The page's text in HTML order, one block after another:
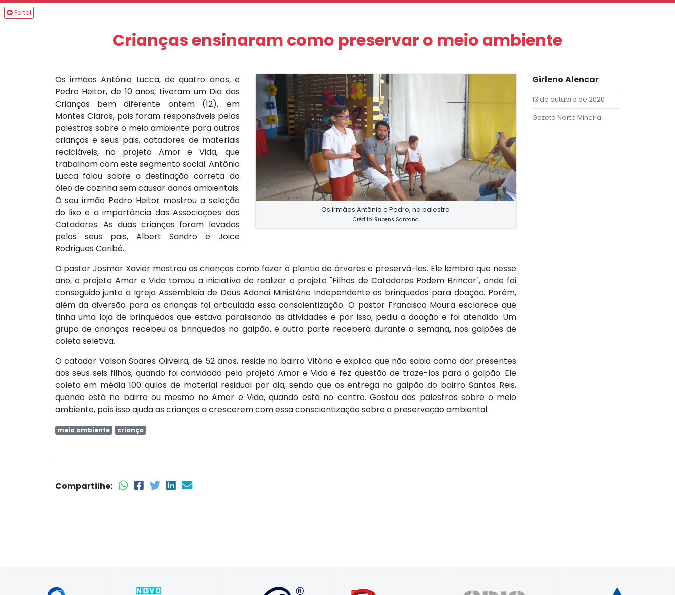
Portal
Crianças ensinaram como preservar o meio ambiente
Os irmãos Antônio e Pedro, na palestra
Crédito: Rubens Santana
Os irmãos Antônio Lucca, de quatro anos, e
Pedro Heitor, de 10 anos, tiveram um Dia das
Crianças bem diferente ontem (12), em
Montes Claros, pois foram responsáveis pelas
palestras sobre o meio ambiente para outras
crianças e seus pais, catadores de materiais
recicláveis, no projeto Amor e Vida, que
trabalham com este segmento social. Antônio
Lucca falou sobre a destinação correta do
óleo de cozinha sem causar danos ambientais.
O seu irmão Pedro Heitor mostrou a seleção
do lixo e a importância das Associações dos
Catadores. As duas crianças foram levadas
pelos seus pais, Albert Sandro e Joice
Rodrigues Caribé.
O pastor Josmar Xavier mostrou as crianças como fazer o plantio de árvores e preservá-las. Ele lembra que nesse
ano, o projeto Amor e Vida tomou a iniciativa de realizar o projeto "Filhos de Catadores Podem Brincar", onde foi
conseguido junto a Igreja Assembleia de Deus Adonai Ministério Independente os brinquedos para doação. Porém,
além da diversão para as crianças foi articulada essa conscientização. O pastor Francisco Moura esclarece que
tinha uma loja de brinquedos que estava paralisando as atividades e por isso, pediu a doação e foi atendido. Um
grupo de crianças recebeu os brinquedos no galpão, e outra parte receberá durante a semana, nos galpões de
coleta seletiva.
O catador Valson Soares Oliveira, de 52 anos, reside no bairro Vitória e explica que não sabia como dar presentes
aos seus seis filhos, quando foi convidado pelo projeto Amor e Vida e fez questão de traze-los para o galpão. Ele
coleta em média 100 quilos de material residual por dia, sendo que os entrega no galpão do bairro Santos Reis,
quando está no bairro ou mesmo no Amor e Vida, quando está no centro. Gostou das palestras sobre o meio
ambiente, pois isso ajuda as crianças a crescerem com essa conscientização sobre a preservação ambiental.
meio ambiente criança
Girleno Alencar
13 de outubro de 2020
Gazeta Norte Mineira
Compartilhe:
Soluções que
Vídeos comerciais,